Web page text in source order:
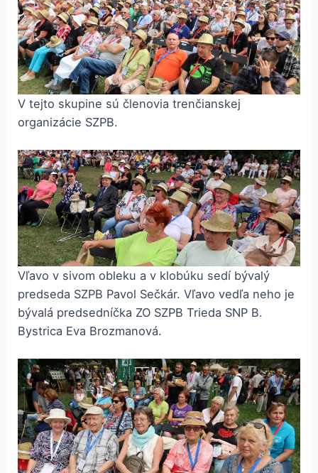
V tejto skupine sú členovia trenčianskej
organizácie SZPB.
Vľavo v sivom obleku a v klobúku sedí bývalý
predseda SZPB Pavol Sečkár. Vľavo vedľa neho je
bývalá predsedníčka ZO SZPB Trieda SNP B.
Bystrica Eva Brozmanová.